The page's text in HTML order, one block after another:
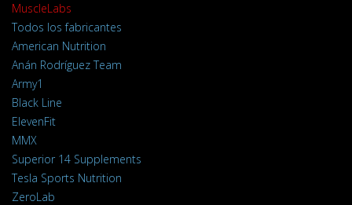
MuscleLabs
Todos los fabricantes
American Nutrition
Anán Rodríguez Team
Army1
Black Line
ElevenFit
MMX
Superior 14 Supplements
Tesla Sports Nutrition
ZeroLab